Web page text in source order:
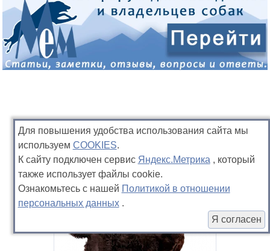
Для повышения удобства использования сайта мы
используемCOOKIES.
К сайту подключен сервис Яндекс.Метрика , который
также использует файлы cookie.
Ознакомьтесь с нашей Политикой в отношении
персональных данных .
Я согласен